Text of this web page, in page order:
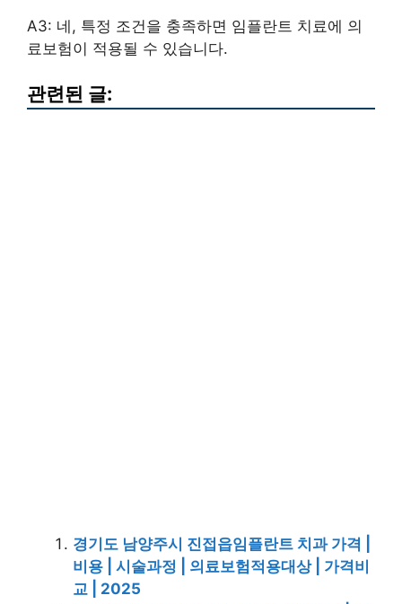
A3: 네, 특정 조건을 충족하면 임플란트 치료에 의
료보험이 적용될 수 있습니다.
관련된 글:
경기도 남양주시 진접읍임플란트 치과 가격 |
비용 | 시술과정 | 의료보험적용대상 | 가격비
교 | 2025